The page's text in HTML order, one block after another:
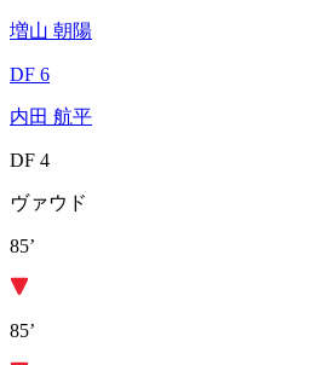
増山 朝陽
DF 6
内田 航平
DF 4
ヴァウド
85’
85’